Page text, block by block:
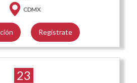
CDMX
Regístrate
23